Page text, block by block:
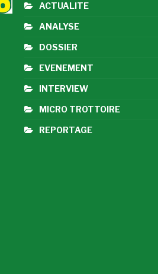
ACTUALITE
ANALYSE
DOSSIER
EVENEMENT
INTERVIEW
MICRO TROTTOIRE
REPORTAGE